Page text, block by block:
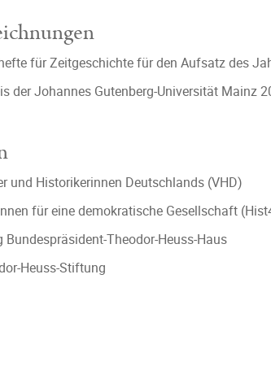
für Zeitgeschichte für den Aufsatz des
der Johannes Gutenberg-Universität Mainz
und Historikerinnen Deutschlands (VHD)
für eine demokratische Gesellschaft
Theodor-Heuss-Haus
Heuss-Stiftung